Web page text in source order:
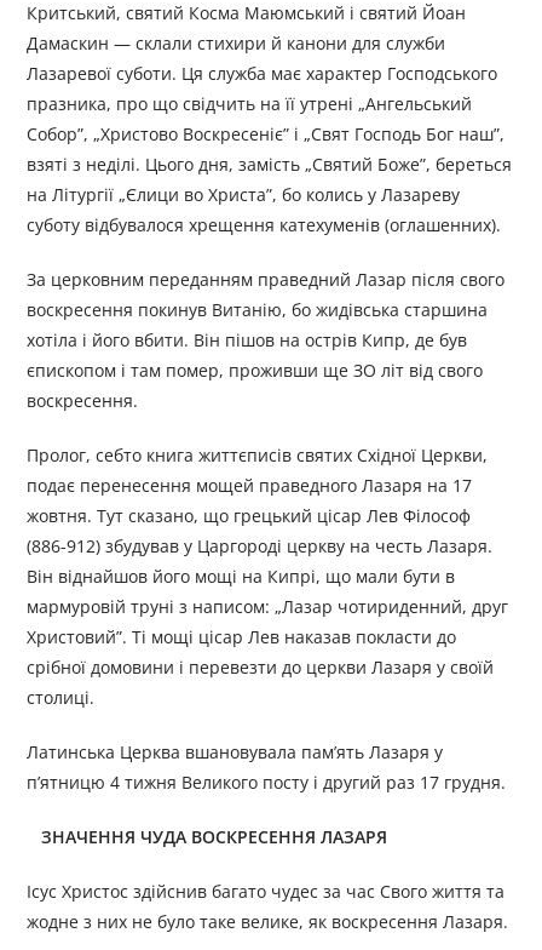
Критський, святий Косма Маюмський і святий Йоан
Дамаскин — склали стихири й канони для служби
Лазаревої суботи. Ця служба має характер Господського
празника, про що свідчить на її утрені „Ангельський
Собор”, „Христово Воскресеніє” і „Свят Господь Бог наш”,
взяті з неділі. Цього дня, замість „Святий Боже”, береться
на Літургії „Єлици во Христа”, бо колись у Лазареву
суботу відбувалося хрещення катехуменів (оглашенних).
За церковним переданням праведний Лазар після свого
воскресення покинув Витанію, бо жидівська старшина
хотіла і його вбити. Він пішов на острів Кипр, де був
єпископом і там помер, проживши ще ЗО літ від свого
воскресення.
Пролог, себто книга життєписів святих Східної Церкви,
подає перенесення мощей праведного Лазаря на 17
жовтня. Тут сказано, що грецький цісар Лев Філософ
(886-912) збудував у Царгороді церкву на честь Лазаря.
Він віднайшов його мощі на Кипрі, що мали бути в
мармуровій труні з написом: „Лазар чотириденний, друг
Христовий”. Ті мощі цісар Лев наказав покласти до
срібної домовини і перевезти до церкви Лазаря у своїй
столиці.
Латинська Церква вшановувала пам’ять Лазаря у
п’ятницю 4 тижня Великого посту і другий раз 17 грудня.
ЗНАЧЕННЯ ЧУДА ВОСКРЕСЕННЯ ЛАЗАРЯ
Ісус Христос здійснив багато чудес за час Свого життя та
жодне з них не було таке велике, як воскресення Лазаря.